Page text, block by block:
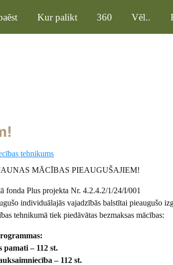
Kur palikt 360 Vēl..
tehnikums
MĀCĪBAS PIEAUGUŠAJIEM!
fonda Plus projekta Nr. 4.2.4.2/1/24/I/001
individuālajās vajadzībās balstītai pieaugušo
tehnikumā tiek piedāvātas bezmaksas mācības:
pamati – 112 st.
– 112 st.